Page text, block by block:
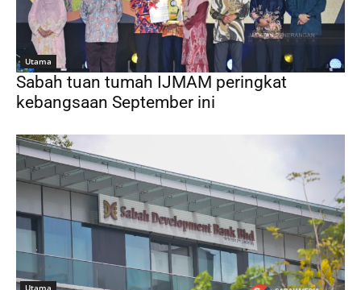
Utama
Sabah tuan tumah IJMAM peringkat
kebangsaan September ini